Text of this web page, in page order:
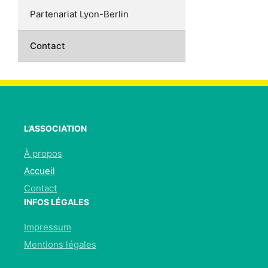
Partenariat Lyon-Berlin
Contact
L’ASSOCIATION
À propos
Accueil
Contact
INFOS LÉGALES
Impressum
Mentions légales